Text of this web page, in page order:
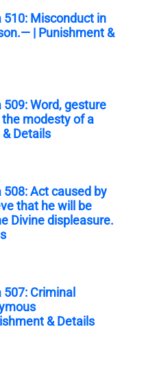
510: Misconduct in
| Punishment &
Word, gesture
modesty of a
Details
508: Act caused by
that he will be
Divine displeasure.
Criminal
& Details